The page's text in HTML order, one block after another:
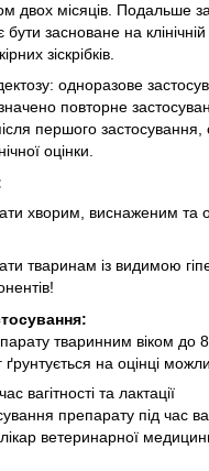
двох місяців. Подальше
засноване на клінічній
зіскрібків.
одноразове
повторне
першого
оцінки.
хворим, виснаженим та
тваринам із видимою
тваринним віком до
на оцінці
вагітності та лактації
препарату під час
лікар ветеринарної